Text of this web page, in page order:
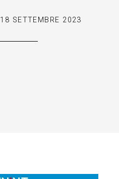
18 SETTEMBRE 2023